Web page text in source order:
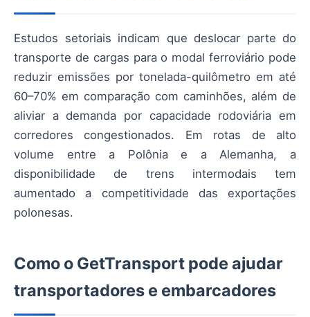
Estudos setoriais indicam que deslocar parte do
transporte de cargas para o modal ferroviário pode
reduzir emissões por tonelada-quilômetro em até
60–70% em comparação com caminhões, além de
aliviar a demanda por capacidade rodoviária em
corredores congestionados. Em rotas de alto
volume entre a Polônia e a Alemanha, a
disponibilidade de trens intermodais tem
aumentado a competitividade das exportações
polonesas.
Como o GetTransport pode ajudar
transportadores e embarcadores